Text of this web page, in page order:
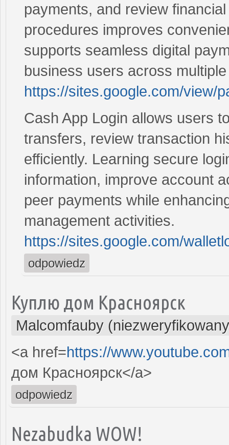
payments, and review
procedures improves
supports seamless digital
business users across
https://sites.google.com/view/
Cash App Login allows users
transfers, review transaction
efficiently. Learning secure
information, improve account
peer payments while
management activities.
https://sites.google.com/
odpowiedz
Куплю дом Красноярск
Malcomfauby
<a href=https://
дом Красноярск</a>
odpowiedz
Nezabudka WOW!